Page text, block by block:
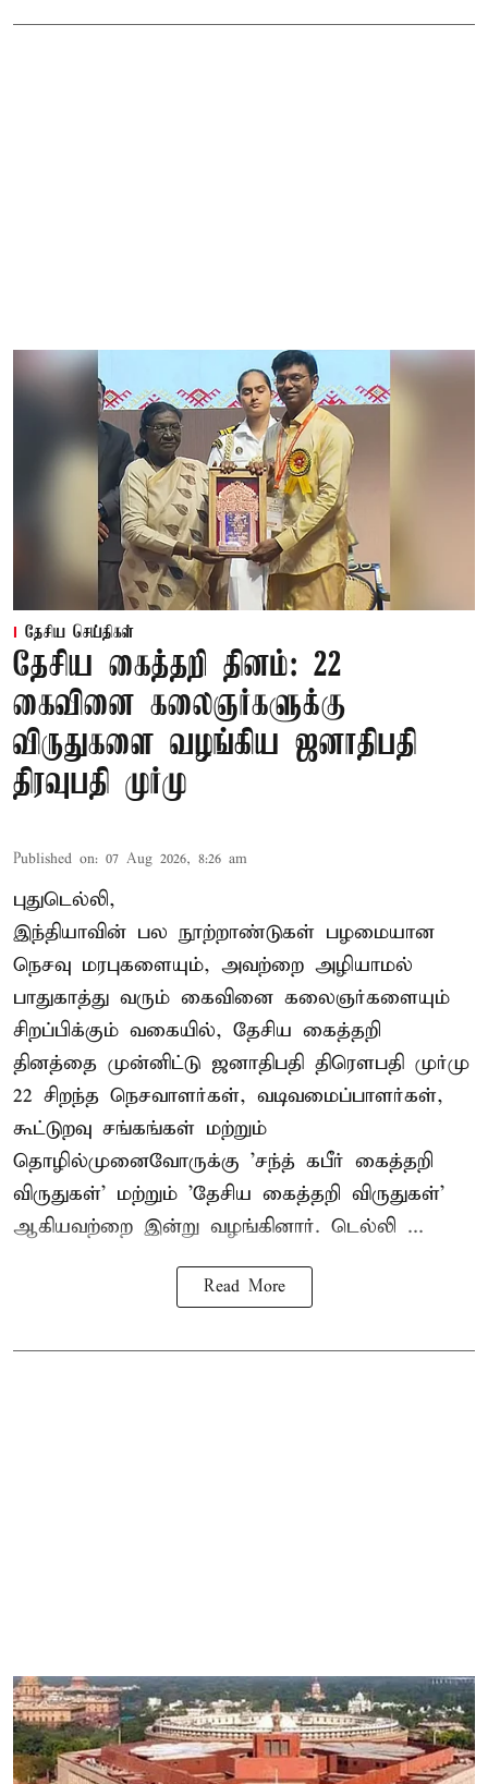
தேசிய செய்திகள்
தேசிய கைத்தறி தினம்: 22
கைவினை கலைஞர்களுக்கு
விருதுகளை வழங்கிய ஜனாதிபதி
திரவுபதி முர்மு
Published on: 07 Aug 2026, 8:26 am
புதுடெல்லி,
இந்தியாவின் பல நூற்றாண்டுகள் பழமையான
நெசவு மரபுகளையும், அவற்றை அழியாமல்
பாதுகாத்து வரும் கைவினை கலைஞர்களையும்
சிறப்பிக்கும் வகையில், தேசிய கைத்தறி
தினத்தை முன்னிட்டு ஜனாதிபதி திரௌபதி முர்மு
22 சிறந்த நெசவாளர்கள், வடிவமைப்பாளர்கள்,
கூட்டுறவு சங்கங்கள் மற்றும்
தொழில்முனைவோருக்கு 'சந்த் கபீர் கைத்தறி
விருதுகள்' மற்றும் 'தேசிய கைத்தறி விருதுகள்'
ஆகியவற்றை இன்று வழங்கினார். டெல்லி ...
Read More